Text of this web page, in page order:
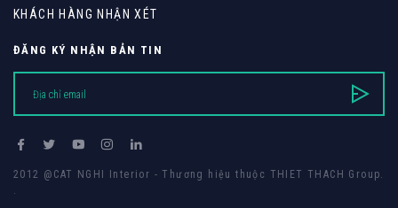
KHÁCH HÀNG NHẬN XÉT
ĐĂNG KÝ NHẬN BẢN TIN
2012 @CAT NGHI Interior - Thương hiệu thuộc THIET THACH Group.
.